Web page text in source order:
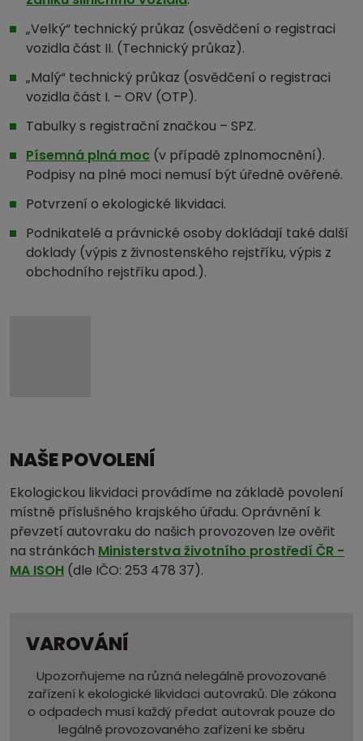
„Velký“ technický průkaz (osvědčení o registraci
vozidla část II. (Technický průkaz).
„Malý“ technický průkaz (osvědčení o registraci
vozidla část I. – ORV (OTP).
Tabulky s registrační značkou – SPZ.
Písemná plná moc (v případě zplnomocnění).
Podpisy na plné moci nemusí být úředně ověřené.
Potvrzení o ekologické likvidaci.
Podnikatelé a právnické osoby dokládají také další
doklady (výpis z živnostenského rejstříku, výpis z
obchodního rejstříku apod.).
NAŠE POVOLENÍ
Ekologickou likvidaci provádíme na základě povolení
místně příslušného krajského úřadu. Oprávnění k
převzetí autovraku do našich provozoven lze ověřit
na stránkách Ministerstva životního prostředí ČR -
MA ISOH (dle IČO: 253 478 37).
VAROVÁNÍ
Upozorňujeme na různá nelegálně provozované
zařízení k ekologické likvidaci autovraků. Dle zákona
o odpadech musí každý předat autovrak pouze do
legálně provozovaného zařízení ke sběru